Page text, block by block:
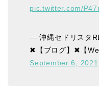
pic.twitter.com/
— 沖縄セドリスタ
✖【ブログ】✖【
September 6, 2021